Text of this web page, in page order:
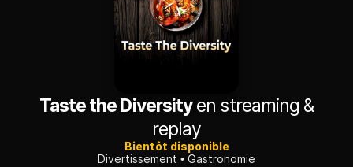
Taste the Diversityen streaming &
replay
Bientôt disponible
Divertissement
Gastronomie